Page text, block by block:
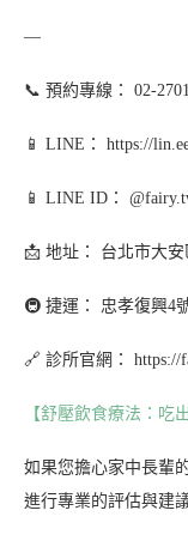
—
📞 預約專線： 02-
📱 LINE： https://
📱 LINE ID：
📩 地址： 台北市大
🚇 捷運： 忠孝復興4
🔗 診所官網： https://
【舒壓飲食療法：吃
如果您擔心家中長輩
進行專業的評估與建